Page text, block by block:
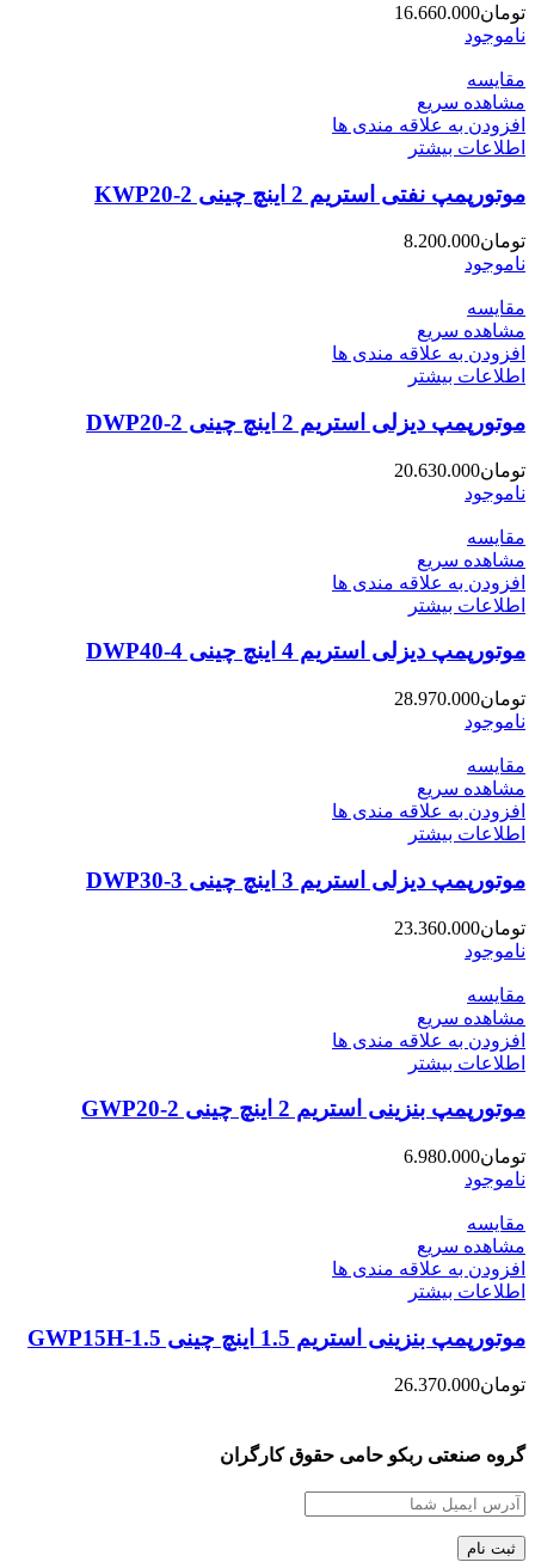
تومان16.660.000
ناموجود
مقایسه
مشاهده سریع
افزودن به علاقه مندی ها
اطلاعات بیشتر
موتورپمپ نفتی استریم 2 اینچ چینی KWP20-2
تومان8.200.000
ناموجود
مقایسه
مشاهده سریع
افزودن به علاقه مندی ها
اطلاعات بیشتر
موتورپمپ دیزلی استریم 2 اینچ چینی DWP20-2
تومان20.630.000
ناموجود
مقایسه
مشاهده سریع
افزودن به علاقه مندی ها
اطلاعات بیشتر
موتورپمپ دیزلی استریم 4 اینچ چینی DWP40-4
تومان28.970.000
ناموجود
مقایسه
مشاهده سریع
افزودن به علاقه مندی ها
اطلاعات بیشتر
موتورپمپ دیزلی استریم 3 اینچ چینی DWP30-3
تومان23.360.000
ناموجود
مقایسه
مشاهده سریع
افزودن به علاقه مندی ها
اطلاعات بیشتر
موتورپمپ بنزینی استریم 2 اینچ چینی GWP20-2
تومان6.980.000
ناموجود
مقایسه
مشاهده سریع
افزودن به علاقه مندی ها
اطلاعات بیشتر
موتورپمپ بنزینی استریم 1.5 اینچ چینی GWP15H-1.5
تومان26.370.000
گروه صنعتی ربکو حامی حقوق کارگران